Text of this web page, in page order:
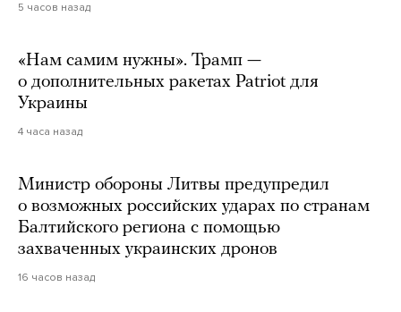
5 часов назад
«Нам самим нужны». Трамп —
о дополнительных ракетах Patriot для
Украины
4 часа назад
Министр обороны Литвы предупредил
о возможных российских ударах по странам
Балтийского региона с помощью
захваченных украинских дронов
16 часов назад